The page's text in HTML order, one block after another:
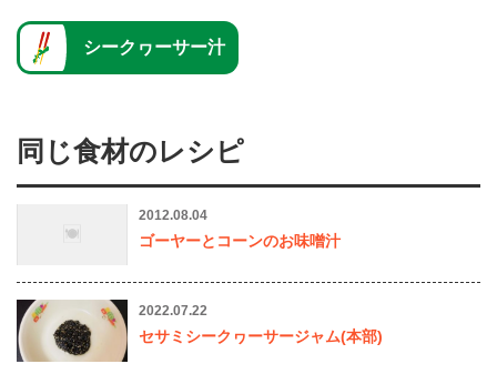
シークヮーサー汁
同じ食材のレシピ
2012.08.04
ゴーヤーとコーンのお味噌汁
2022.07.22
セサミシークヮーサージャム(本部)